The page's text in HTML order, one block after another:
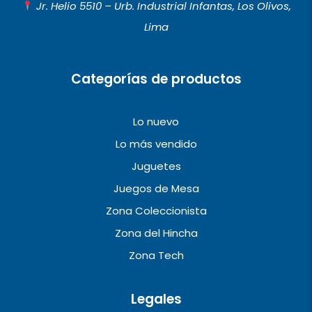
o r
a
e
Jr. Helio 5510 – Urb. Industrial Infantas, Los Olivos,
Lima
Categorías de productos
Lo nuevo
Lo más vendido
Juguetes
Juegos de Mesa
Zona Coleccionista
Zona del Hincha
Zona Tech
Legales